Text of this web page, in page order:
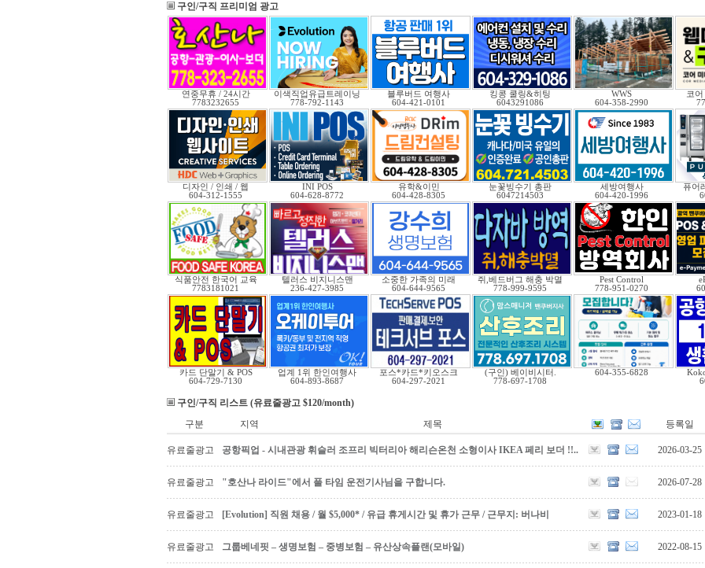
구인/구직 프리미엄 광고
연중무휴 / 24시간
7783232655
이색직업유급트레이닝
778-792-1143
블루버드 여행사
604-421-0101
킹콩 쿨링&히팅
6043291086
WWS
604-358-2990
코
디자인 / 인쇄 / 웹
604-312-1555
INI POS
604-628-8772
유학&이민
604-428-8305
눈꽃빙수기 총판
6047214503
세방여행사
604-420-1996
퓨어
식품안전 한국어 교육
7783181021
텔러스 비지니스맨
236-427-3985
소중한 가족의 미래
604-644-9565
쥐,베드버그 해충 박멸
778-999-9595
Pest Control
778-951-0270
카드 단말기 & POS
604-729-7130
업계 1위 한인여행사
604-893-8687
포스*카드*키오스크
604-297-2021
(구인) 베이비시터.
778-697-1708
604-355-6828
구인/구직 리스트 (유료줄광고 $120/month)
구분
지역 제목 등록일
유료줄광고 공항픽업 - 시내관광 휘슬러 조프리 빅터리아 해리슨온천 소형이사 IKEA 페리 보더 !!.. 2026-03-25
유료줄광고 "호산나 라이드"에서 풀 타임 운전기사님을 구합니다. 2026-07-28
유료줄광고 [Evolution] 직원 채용 / 월 $5,000* / 유급 휴게시간 및 휴가 근무 / 근무지: 버나비 2023-01-18
유료줄광고 그룹베네핏 – 생명보험 – 중병보험 – 유산상속플랜(모바일) 2022-08-15